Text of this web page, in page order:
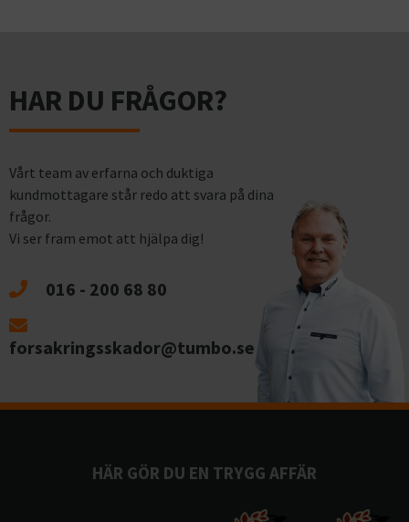
HAR DU FRÅGOR?
Vårt team av erfarna och duktiga
kundmottagare står redo att svara på dina
frågor.
Vi ser fram emot att hjälpa dig!
016 - 200 68 80
forsakringsskador@tumbo.se
HÄR GÖR DU EN TRYGG AFFÄR